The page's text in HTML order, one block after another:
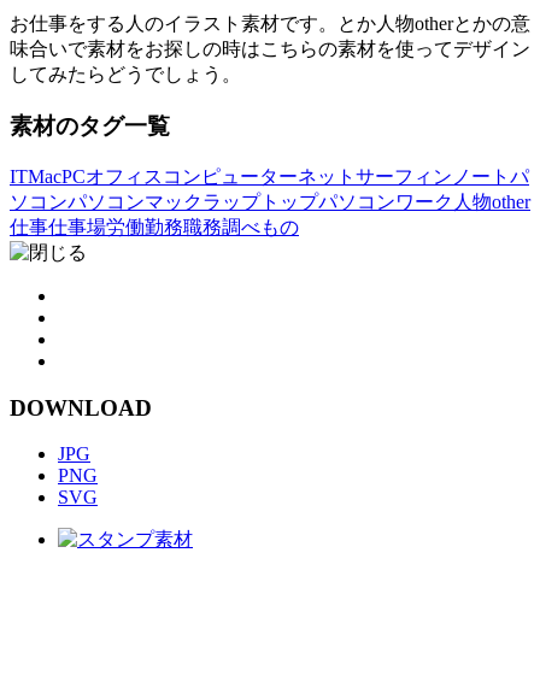
お仕事をする人のイラスト素材です。とか人物otherとかの意
味合いで素材をお探しの時はこちらの素材を使ってデザイン
してみたらどうでしょう。
素材のタグ一覧
ITMacPCオフィス コンピューターネットサーフィン ノートパ
ソコンパソコンマックラップトップパソコンワーク 人物other
仕事仕事場労働勤務職務調べもの
DOWNLOAD
JPG
PNG
SVG